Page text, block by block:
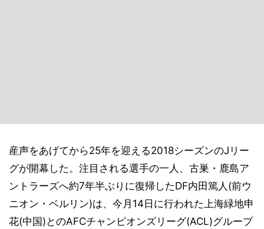
産声をあげてから25年を迎える2018シーズンのJリー
グが開幕した。注目される選手の一人、古巣・鹿島ア
ントラーズへ約7年半ぶりに復帰したDF内田篤人(前ウ
ニオン・ベルリン)は、今月14日に行われた上海緑地申
花(中国)とのAFCチャンピオンズリーグ(ACL)グループ